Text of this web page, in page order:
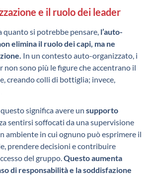
e il ruolo dei leader
si potrebbe pensare, l’auto-
elimina il ruolo dei capi, ma ne
In un contesto auto-organizzato, i
non sono più le figure che accentrano il
creando colli di bottiglia; invece,
questo significa avere unsupporto
sentirsi soffocati da una supervisione
ambiente in cui ognuno può esprimere il
prendere decisioni e contribuire
del gruppo.Questo aumenta
di responsabilità e la soddisfazione